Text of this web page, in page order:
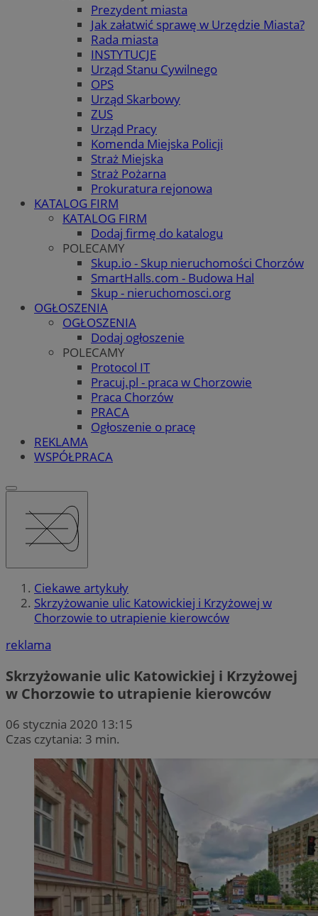
Prezydent miasta
Jak załatwić sprawę w Urzędzie Miasta?
Rada miasta
INSTYTUCJE
Urząd Stanu Cywilnego
OPS
Urząd Skarbowy
ZUS
Urząd Pracy
Komenda Miejska Policji
Straż Miejska
Straż Pożarna
Prokuratura rejonowa
KATALOG FIRM
KATALOG FIRM
Dodaj firmę do katalogu
POLECAMY
Skup.io - Skup nieruchomości Chorzów
SmartHalls.com - Budowa Hal
Skup - nieruchomosci.org
OGŁOSZENIA
OGŁOSZENIA
Dodaj ogłoszenie
POLECAMY
Protocol IT
Pracuj.pl - praca w Chorzowie
Praca Chorzów
PRACA
Ogłoszenie o pracę
REKLAMA
WSPÓŁPRACA
Ciekawe artykuły
Skrzyżowanie ulic Katowickiej i Krzyżowej w
Chorzowie to utrapienie kierowców
reklama
Skrzyżowanie ulic Katowickiej i Krzyżowej
w Chorzowie to utrapienie kierowców
06 stycznia 2020 13:15
Czas czytania: 3 min.